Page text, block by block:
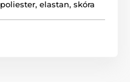
poliester, elastan, skóra